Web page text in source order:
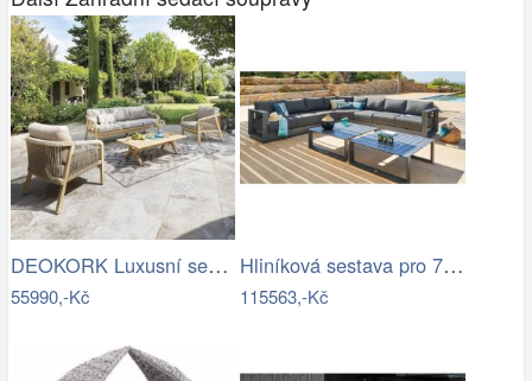
DEOKORK Luxusní sestava z akácie…
55990,-Kč
Hliníková sestava pro 7 osob MADRID …
115563,-Kč